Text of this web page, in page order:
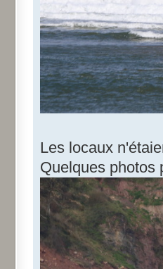
Les locaux
Quelques photos